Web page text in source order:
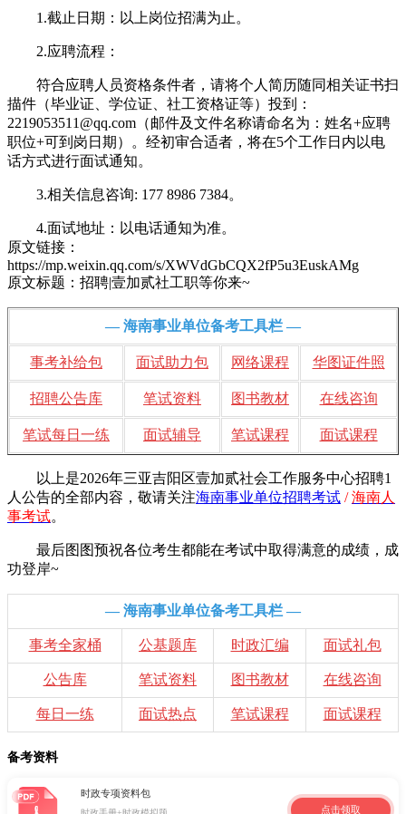
1.截止日期：以上岗位招满为止。
2.应聘流程：
符合应聘人员资格条件者，请将个人简历随同相关证书扫
描件（毕业证、学位证、社工资格证等）投到：
2219053511@qq.com（邮件及文件名称请命名为：姓名+应聘
职位+可到岗日期）。经初审合适者，将在5个工作日内以电
话方式进行面试通知。
3.相关信息咨询: 177 8986 7384。
4.面试地址：以电话通知为准。
原文链接：
https://mp.weixin.qq.com/s/XWVdGbCQX2fP5u3EuskAMg
原文标题：招聘|壹加贰社工职等你来~
— 海南事业单位备考工具栏 —
事考补给包 面试助力包 网络课程 华图证件照
招聘公告库 笔试资料 图书教材 在线咨询
笔试每日一练 面试辅导 笔试课程 面试课程
以上是2026年三亚吉阳区壹加贰社会工作服务中心招聘1
人公告的全部内容，敬请关注海南事业单位招聘考试 /海南人
事考试。
最后图图预祝各位考生都能在考试中取得满意的成绩，成
功登岸~
— 海南事业单位备考工具栏 —
事考全家桶 公基题库 时政汇编 面试礼包
公告库 笔试资料 图书教材 在线咨询
每日一练 面试热点 笔试课程 面试课程
备考资料
时政专项资料包
点击领取